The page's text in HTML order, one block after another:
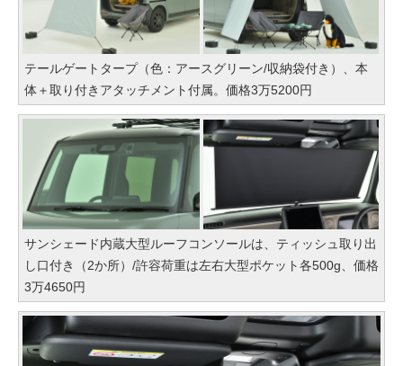
テールゲートタープ（色：アースグリーン/収納袋付き）、本
体＋取り付きアタッチメント付属。価格3万5200円
サンシェード内蔵大型ルーフコンソールは、ティッシュ取り出
し口付き（2か所）/許容荷重は左右大型ポケット各500g、価格
3万4650円